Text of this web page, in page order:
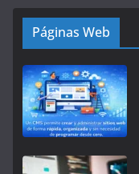
Páginas Web